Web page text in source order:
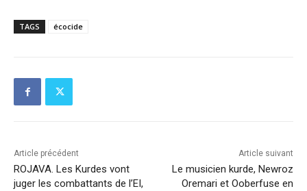
TAGS écocide
Article précédent
ROJAVA. Les Kurdes vont
juger les combattants de l’EI,
Article suivant
Le musicien kurde, Newroz
Oremari et Ooberfuse en